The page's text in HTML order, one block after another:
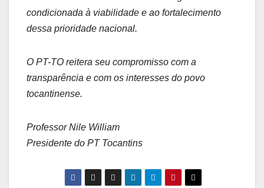
condicionada à viabilidade e ao fortalecimento
dessa prioridade nacional.
​O PT-TO reitera seu compromisso com a
transparência e com os interesses do povo
tocantinense.
​Professor Nile William
Presidente do PT Tocantins